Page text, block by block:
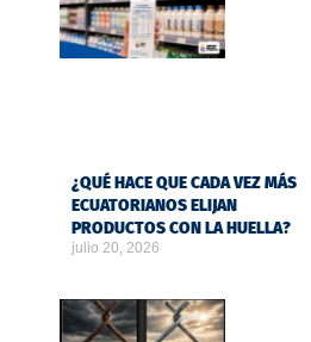
¿QUÉ HACE QUE CADA VEZ MÁS
ECUATORIANOS ELIJAN
PRODUCTOS CON LA HUELLA?
julio 20, 2026